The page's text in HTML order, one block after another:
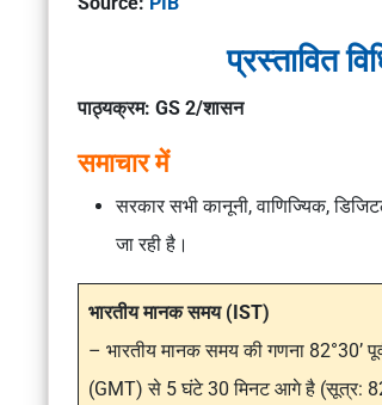
प्रस्तावित
पाठ्यक्रम: GS 2/शासन
समाचार में
सरकार सभीकानूनी, वाणिज्यिक,
जा रही है।
भारतीय मानक समय (IST)
– भारतीय मानक समय की गणना 82°30’
(GMT) से 5 घंटे 30 मिनट आगेहै (सूत्र: